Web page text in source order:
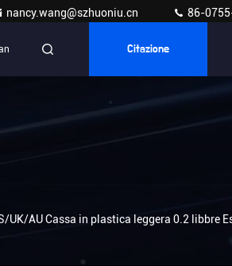
nancy.wang@szhuoniu.cn 86-
Citazione
UK/AU Cassa in plastica leggera 0.2 libbre